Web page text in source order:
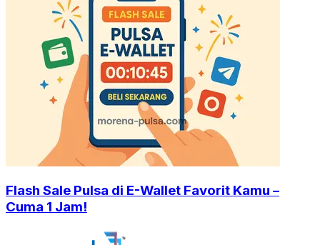
Flash Sale Pulsa di E-Wallet Favorit Kamu –
Cuma 1 Jam!